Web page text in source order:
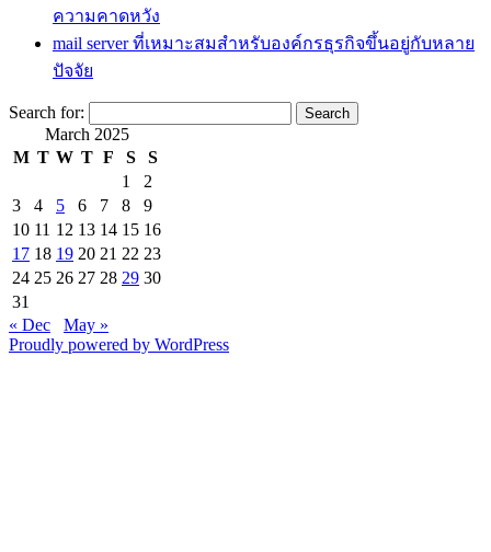
ความคาดหวัง
mail server ที่เหมาะสมสำหรับองค์กรธุรกิจขึ้นอยู่กับหลาย
ปัจจัย
Search for:
March 2025
M T W T F S
S
1
2
3
4 5 6 7 8
9
10 11 12 13 14 15 16
17 18 19 20 21 22 23
24 25 26 27 28 29 30
31
« Dec
May »
Proudly powered by WordPress